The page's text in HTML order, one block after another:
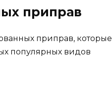
приправ
приправ, которые
популярных видов